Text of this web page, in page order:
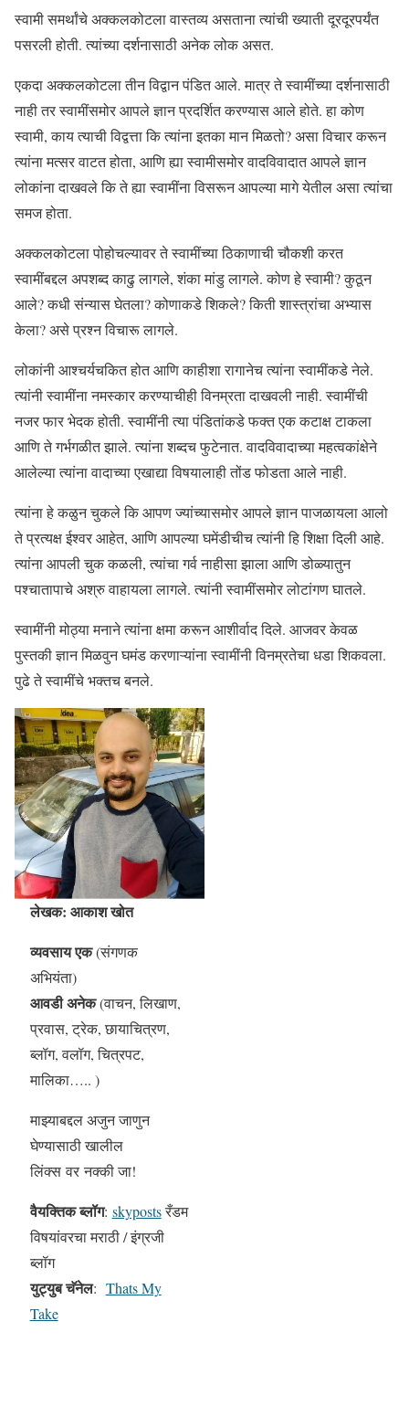
स्वामी समर्थांचे अक्कलकोटला वास्तव्य असताना त्यांची ख्याती दूरदूरपर्यंत
पसरली होती. त्यांच्या दर्शनासाठी अनेक लोक असत.
एकदा अक्कलकोटला तीन विद्वान पंडित आले. मात्र ते स्वामींच्या दर्शनासाठी
नाही तर स्वामींसमोर आपले ज्ञान प्रदर्शित करण्यास आले होते. हा कोण
स्वामी, काय त्याची विद्वत्ता कि त्यांना इतका मान मिळतो? असा विचार करून
त्यांना मत्सर वाटत होता, आणि ह्या स्वामीसमोर वादविवादात आपले ज्ञान
लोकांना दाखवले कि ते ह्या स्वामींना विसरून आपल्या मागे येतील असा त्यांचा
समज होता.
अक्कलकोटला पोहोचल्यावर ते स्वामींच्या ठिकाणाची चौकशी करत
स्वामींबद्दल अपशब्द काढु लागले, शंका मांडु लागले. कोण हे स्वामी? कुठून
आले? कधी संन्यास घेतला? कोणाकडे शिकले? किती शास्त्रांचा अभ्यास
केला? असे प्रश्न विचारू लागले.
लोकांनी आश्चर्यचकित होत आणि काहीशा रागानेच त्यांना स्वामींकडे नेले.
त्यांनी स्वामींना नमस्कार करण्याचीही विनम्रता दाखवली नाही. स्वामींची
नजर फार भेदक होती. स्वामींनी त्या पंडितांकडे फक्त एक कटाक्ष टाकला
आणि ते गर्भगळीत झाले. त्यांना शब्दच फुटेनात. वादविवादाच्या महत्वकांक्षेने
आलेल्या त्यांना वादाच्या एखाद्या विषयालाही तोंड फोडता आले नाही.
त्यांना हे कळुन चुकले कि आपण ज्यांच्यासमोर आपले ज्ञान पाजळायला आलो
ते प्रत्यक्ष ईश्वर आहेत, आणि आपल्या घमेंडीचीच त्यांनी हि शिक्षा दिली आहे.
त्यांना आपली चुक कळली, त्यांचा गर्व नाहीसा झाला आणि डोळ्यातुन
पश्चातापाचे अश्रु वाहायला लागले. त्यांनी स्वामींसमोर लोटांगण घातले.
स्वामींनी मोठ्या मनाने त्यांना क्षमा करून आशीर्वाद दिले. आजवर केवळ
पुस्तकी ज्ञान मिळवुन घमंड करणाऱ्यांना स्वामींनी विनम्रतेचा धडा शिकवला.
पुढे ते स्वामींचे भक्तच बनले.
लेखक: आकाश खोत
व्यवसाय एक(संगणक
अभियंता)
आवडी अनेक(वाचन, लिखाण,
प्रवास, ट्रेक, छायाचित्रण,
ब्लॉग, वलॉग, चित्रपट,
मालिका….. )
माझ्याबद्दल अजुन जाणुन
घेण्यासाठी खालील
लिंक्स वर नक्की जा!
वैयक्तिक ब्लॉग: skypostsरँडम
विषयांवरचा मराठी / इंग्रजी
ब्लॉग
युट्युब चॅनेल: Thats My
Take